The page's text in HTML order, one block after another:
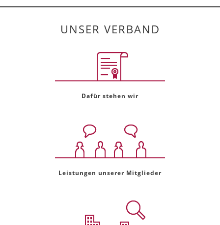
UNSER VERBAND
Dafür stehen wir
Leistungen unserer Mitglieder